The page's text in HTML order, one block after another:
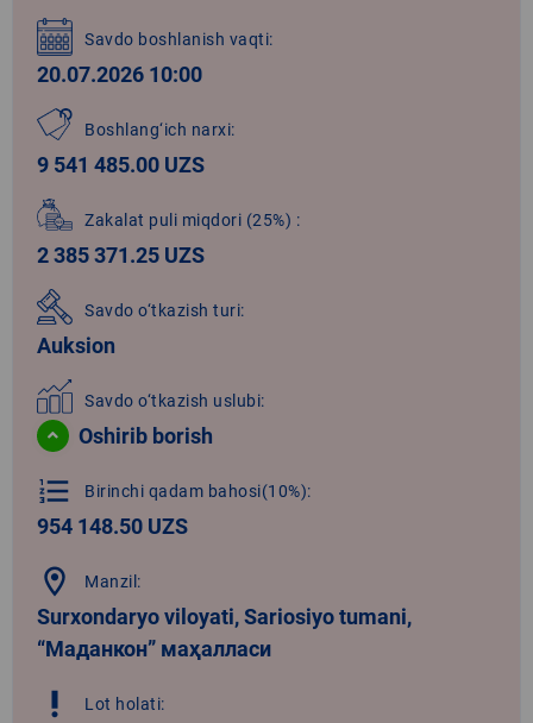
Savdo boshlanish vaqti:
20.07.2026 10:00
Boshlang‘ich narxi:
9 541 485.00 UZS
Zakalat puli miqdori (25%) :
2 385 371.25 UZS
Savdo o‘tkazish turi:
Auksion
Savdo o‘tkazish uslubi:
Oshirib borish
format_list_numbered Birinchi qadam bahosi(10%):
954 148.50 UZS
location_on Manzil:
Surxondaryo viloyati, Sariosiyo tumani,
“Маданкон” маҳалласи
priority_high Lot holati: